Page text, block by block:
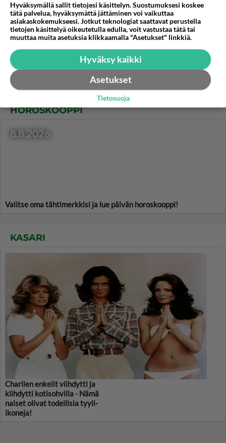
valmiiksi yön yli, kunhan siitä
ei käy pienet sormet paloja
napsimassa!
täyttää välipalana tai maistuu
illanistujaisissa.
HOROSKOOPPI
8.8.2026
Valitse oma tähtimerkkisi ja lue päivän horoskooppi!
KASARI
Charlien enkelit viihdytti ja
kiihdytti kotisohvilla - Nämä
naiset olivat todellisia tyyli-
ikoneja!
Hyväksymällä sallit tietojesi käsittelyn. Suostumuksesi koskee
tätä palvelua, hyväksymättä jättäminen voi vaikuttaa
asiakaskokemukseesi. Jotkut teknologiat saattavat perustella
tietojen käsittelyä oikeutetulla edulla, voit vastustaa tätä tai
muuttaa muita asetuksia klikkaamalla "Asetukset" linkkiä.
Hyväksy kaikki
Asetukset
Tietosuoja